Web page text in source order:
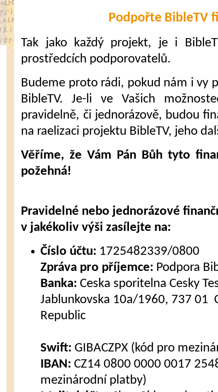
Podpořte BibleTV
Tak jako každý projekt, je i
prostředcích podporovatelů.
Budeme proto rádi, pokud nám i vy
BibleTV. Je-li ve Vašich
pravidelně, či jednorázově, budou
na raelizaci projektu BibleTV, jeho
Věříme, že Vám Pán Bůh tyto
požehná!
Pravidelné nebo jednorázové
v jakékoliv výši zasílejte na:
Číslo účtu: 1725482339/0800
Zpráva pro příjemce: Podpora
Banka: Ceska sporitelna Cesky
Jablunkovska 10a/1960, 737 01
Republic
Swift: GIBACZPX (kód pro
IBAN: CZ14 0800 0000 0017
mezinárodní platby)